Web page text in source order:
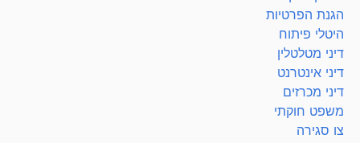
הגנת הפרטיות
היטלי פיתוח
דיני מטלטלין
דיני אינטרנט
דיני מכרזים
משפט חוקתי
צו סגירה